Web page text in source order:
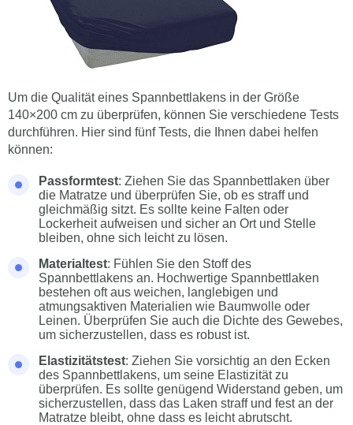
Um die Qualität eines Spannbettlakens in der Größe
140×200 cm zu überprüfen, können Sie verschiedene Tests
durchführen. Hier sind fünf Tests, die Ihnen dabei helfen
können:
Passformtest: Ziehen Sie das Spannbettlaken über
die Matratze und überprüfen Sie, ob es straff und
gleichmäßig sitzt. Es sollte keine Falten oder
Lockerheit aufweisen und sicher an Ort und Stelle
bleiben, ohne sich leicht zu lösen.
Materialtest: Fühlen Sie den Stoff des
Spannbettlakens an. Hochwertige Spannbettlaken
bestehen oft aus weichen, langlebigen und
atmungsaktiven Materialien wie Baumwolle oder
Leinen. Überprüfen Sie auch die Dichte des Gewebes,
um sicherzustellen, dass es robust ist.
Elastizitätstest: Ziehen Sie vorsichtig an den Ecken
des Spannbettlakens, um seine Elastizität zu
überprüfen. Es sollte genügend Widerstand geben, um
sicherzustellen, dass das Laken straff und fest an der
Matratze bleibt, ohne dass es leicht abrutscht.